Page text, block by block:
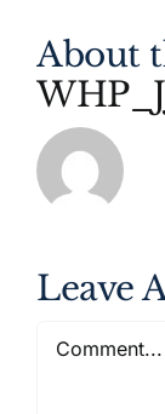
About
Leave
Comment